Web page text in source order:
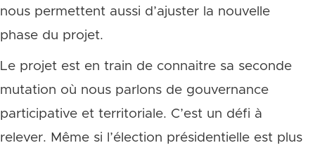
nous permettent aussi d’ajuster la nouvelle
phase du projet.
Le projet est en train de connaitre sa seconde
mutation où nous parlons de gouvernance
participative et territoriale. C’est un défi à
relever. Même si l’élection présidentielle est plus